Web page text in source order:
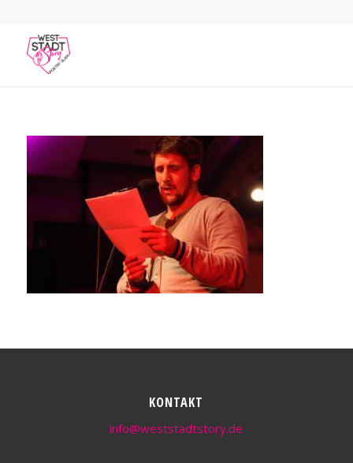
KONTAKT
info@weststadtstory.de